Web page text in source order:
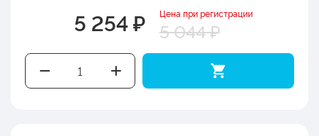
5 254 ₽ Цена при регистрации
5 044 ₽